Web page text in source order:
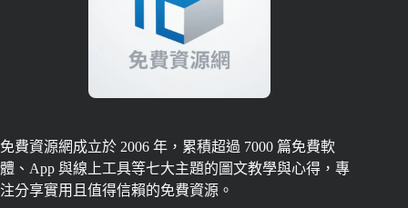
免費資源網成立於 2006 年，累積超過 7000 篇免費軟
體、App 與線上工具等七大主題的圖文教學與心得，專
注分享實用且值得信賴的免費資源。